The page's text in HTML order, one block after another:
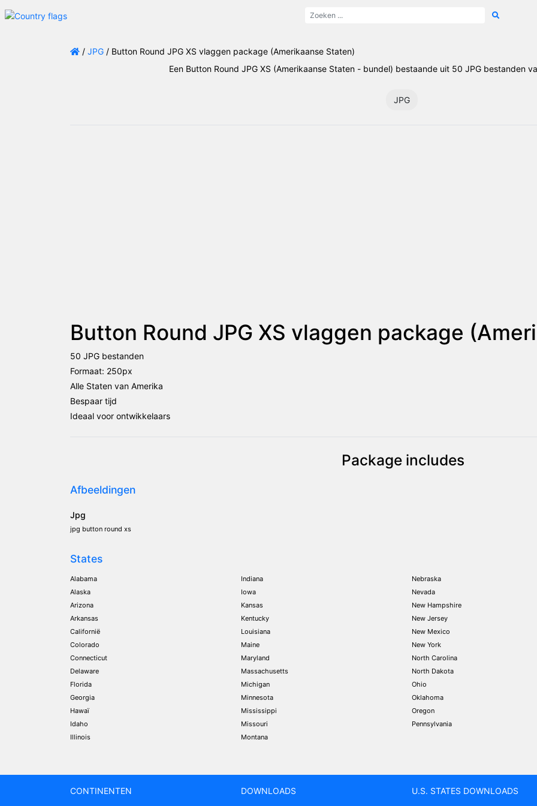
/ JPG / Button Round JPG XS vlaggen package (Amerikaanse Staten)
Een Button Round JPG XS (Amerikaanse Staten - bundel) bestaande uit 50 JPG bestanden
JPG
Button Round JPG XS vlaggen package
50 JPG bestanden
Formaat: 250px
Alle Staten van Amerika
Bespaar tijd
Ideaal voor ontwikkelaars
Package includes
Afbeeldingen
Jpg
jpg button round xs
States
Alabama
Alaska
Arizona
Arkansas
Californië
Colorado
Connecticut
Delaware
Florida
Georgia
Hawaï
Idaho
Illinois
Indiana
Iowa
Kansas
Kentucky
Louisiana
Maine
Maryland
Massachusetts
Michigan
Minnesota
Mississippi
Missouri
Montana
Nebraska
Nevada
New Hampshire
New Jersey
New Mexico
New York
North Carolina
North Dakota
Ohio
Oklahoma
Oregon
Pennsylvania
CONTINENTEN DOWNLOADS U.S. STATES DOWNLOADS